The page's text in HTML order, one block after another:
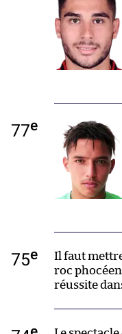
77e
75e
Il faut
roc
réussite